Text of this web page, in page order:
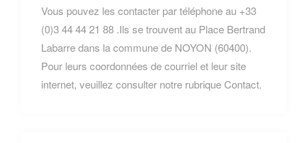
Vous pouvez les contacter par téléphone au +33
(0)3 44 44 21 88 .Ils se trouvent au Place Bertrand
Labarre dans la commune de NOYON (60400).
Pour leurs coordonnées de courriel et leur site
internet, veuillez consulter notre rubrique Contact.